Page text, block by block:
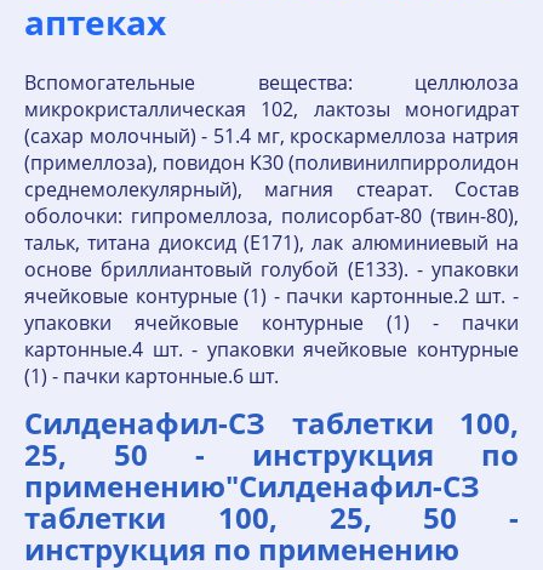
аптеках
Вспомогательные вещества: целлюлоза
микрокристаллическая 102, лактозы моногидрат
(сахар молочный) - 51.4 мг, кроскармеллоза натрия
(примеллоза), повидон K30 (поливинилпирролидон
среднемолекулярный), магния стеарат. Состав
оболочки: гипромеллоза, полисорбат-80 (твин-80),
тальк, титана диоксид (E171), лак алюминиевый на
основе бриллиантовый голубой (E133). - упаковки
ячейковые контурные (1) - пачки картонные.2 шт. -
упаковки ячейковые контурные (1) - пачки
картонные.4 шт. - упаковки ячейковые контурные
(1) - пачки картонные.6 шт.
Силденафил-СЗ таблетки 100,
25, 50 - инструкция по
применению"Силденафил-СЗ
таблетки 100, 25, 50 -
инструкция по применению